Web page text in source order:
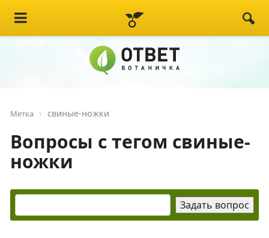
Метка свиные-ножки
Вопросы с тегом свиные-
ножки